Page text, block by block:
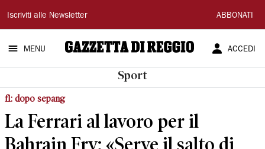
Gazzetta
di
Reggio
Iscriviti alle Newsletter ABBONATI
MENU ACCEDI
Sport
f1: dopo sepang
La Ferrari al lavoro per il
Bahrain Fry: «Serve il salto di